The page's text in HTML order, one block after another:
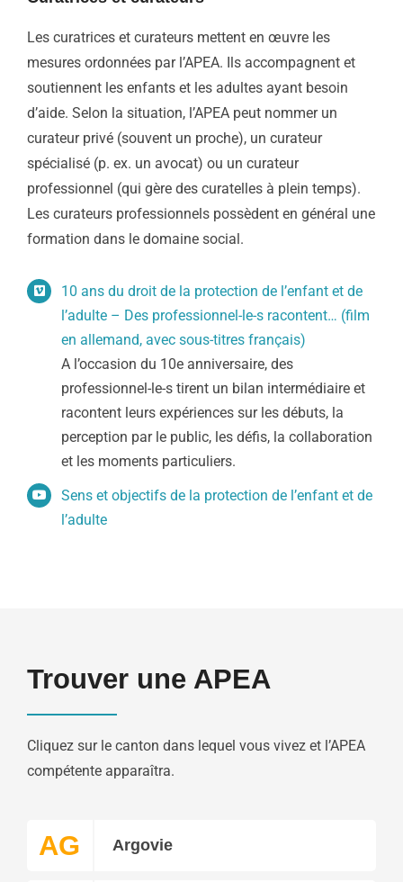
Les curatrices et curateurs mettent en œuvre les
mesures ordonnées par l’APEA. Ils accompagnent et
soutiennent les enfants et les adultes ayant besoin
d’aide. Selon la situation, l’APEA peut nommer un
curateur privé (souvent un proche), un curateur
spécialisé (p. ex. un avocat) ou un curateur
professionnel (qui gère des curatelles à plein temps).
Les curateurs professionnels possèdent en général une
formation dans le domaine social.
10 ans du droit de la protection de l’enfant et de
l’adulte – Des professionnel-le-s racontent… (film
en allemand, avec sous-titres français)
A l’occasion du 10e anniversaire, des
professionnel-le-s tirent un bilan intermédiaire et
racontent leurs expériences sur les débuts, la
perception par le public, les défis, la collaboration
et les moments particuliers.
Sens et objectifs de la protection de l’enfant et de
l’adulte
Trouver une APEA
Cliquez sur le canton dans lequel vous vivez et l’APEA
compétente apparaîtra.
AG Argovie